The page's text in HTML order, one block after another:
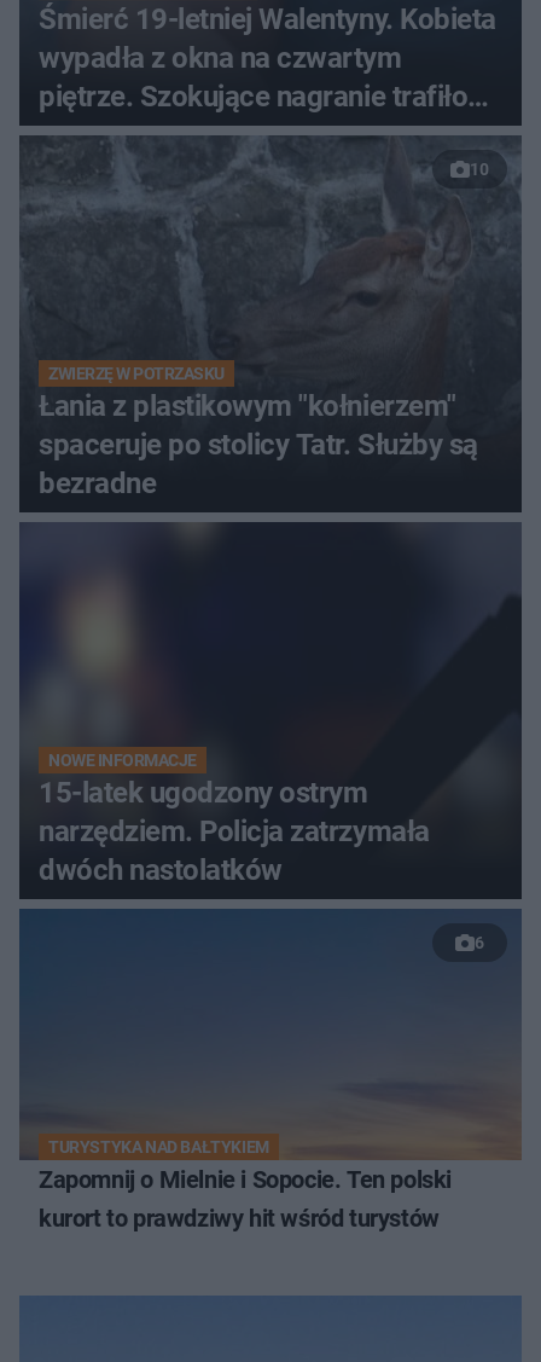
Śmierć 19-letniej Walentyny. Kobieta
wypadła z okna na czwartym
piętrze. Szokujące nagranie trafiło
do sieci
10
ZWIERZĘ W POTRZASKU
Łania z plastikowym "kołnierzem"
spaceruje po stolicy Tatr. Służby są
bezradne
NOWE INFORMACJE
15-latek ugodzony ostrym
narzędziem. Policja zatrzymała
dwóch nastolatków
6
TURYSTYKA NAD BAŁTYKIEM
Zapomnij o Mielnie i Sopocie. Ten polski
kurort to prawdziwy hit wśród turystów